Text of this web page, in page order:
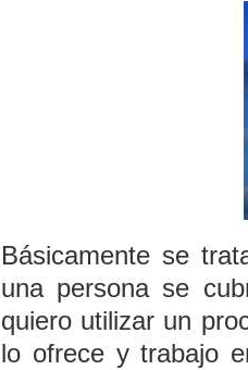
Básicamente se
una persona se
quiero utilizar un
lo ofrece y trabajo